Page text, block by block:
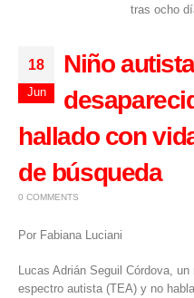
18
Jun
Niño
hallado con
de búsqueda
0 COMMENTS
Por Fabiana Luciani
Lucas Adrián Seguil Córdova,
espectro autista (TEA) y no